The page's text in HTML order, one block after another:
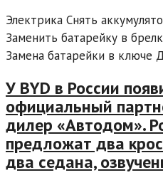
Электрика Снять
Заменить батарейку в
Замена батарейки в ключе
У BYD в России
официальный
дилер «Автодом».
предложат два
два седана,